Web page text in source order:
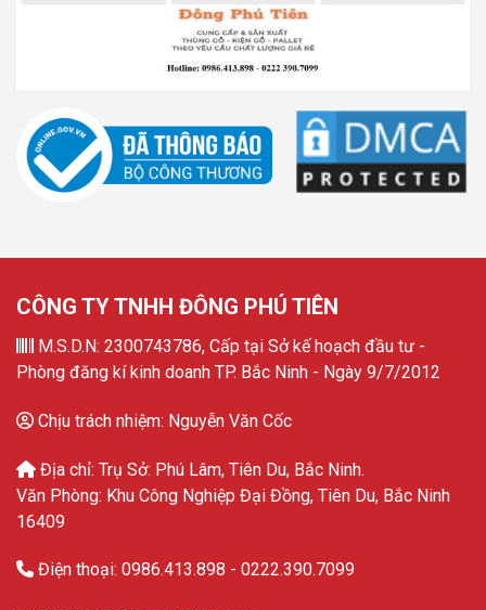
CÔNG TY TNHH ĐÔNG PHÚ TIÊN
M.S.D.N: 2300743786, Cấp tại Sở kế hoạch đầu tư -
Phòng đăng kí kinh doanh TP. Bắc Ninh - Ngày 9/7/2012
Chịu trách nhiệm: Nguyễn Văn Cốc
Địa chỉ: Trụ Sở: Phú Lâm, Tiên Du, Bắc Ninh.
Văn Phòng: Khu Công Nghiệp Đại Đồng, Tiên Du, Bắc Ninh
16409
Điện thoại: 0986.413.898 - 0222.390.7099